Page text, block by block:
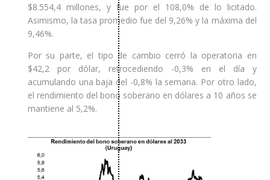
$8.554,4 millones, y fue por el 108,0% de lo licitado.
Asimismo, la tasa promedio fue del 9,26% y la máxima del
9,46%.
Por su parte, el tipo de cambio cerró la operatoria en
$42,2 por dólar, retrocediendo -0,3% en el día y
acumulando una baja del -0,8% la semana. Por otro lado,
el rendimiento del bono soberano en dólares a 10 años se
mantiene al 5,2%.